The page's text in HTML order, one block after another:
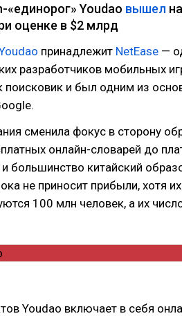
«единорог» Youdao вышел
оценке в $2 млрд
принадлежит NetEase —
разработчиков мобильных
поисковик и был одним из
сменила фокус в сторону
онлайн-словарей до
большинство китайский
не приносит прибыли, хотя
100 млн человек, а их
Youdao включает в себя